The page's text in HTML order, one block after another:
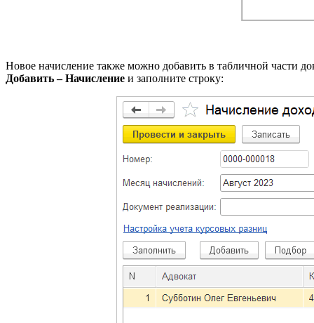
Новое начисление также можно добавить в табличной части
Добавить – Начисление и заполните строку: